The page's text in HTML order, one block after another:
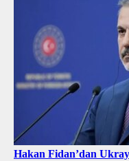
Hakan Fidan’dan